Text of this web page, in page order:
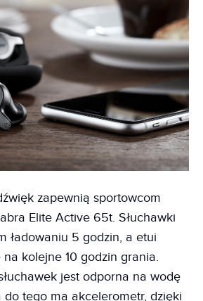
zapewnią sportowcom
Elite Active 65t. Słuchawki
ładowaniu 5 godzin, a etui
kolejne 10 godzin grania.
jest odporna na wodę
do tego ma akcelerometr, dzięki